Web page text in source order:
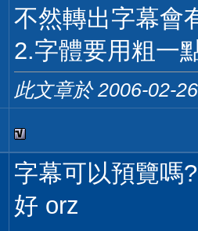
不然轉出字幕會
2.字體要用粗一
此文章於 2006-02-
字幕可以預覽嗎
好 orz